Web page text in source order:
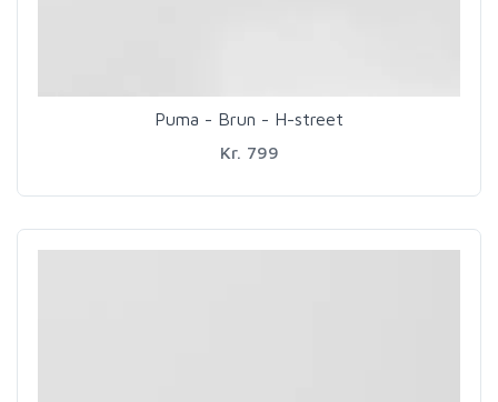
Puma - Brun - H-street
Kr. 799